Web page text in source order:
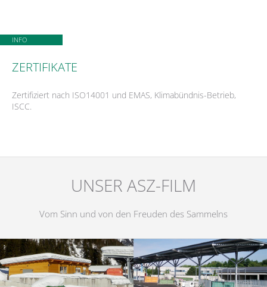
INFO
ZERTIFIKATE
Zertifiziert nach ISO14001 und EMAS, Klimabündnis-Betrieb,
ISCC.
UNSER ASZ-FILM
Vom Sinn und von den Freuden des Sammelns